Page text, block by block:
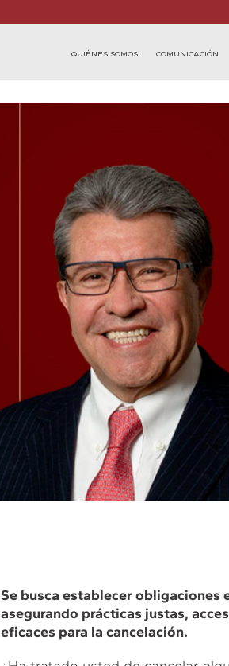
QUIÉNES SOMOS COMUNICACIÓN
Se busca establecer
asegurando prácticas justas,
eficaces para la cancelación.